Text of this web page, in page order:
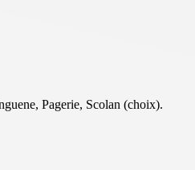
Pagerie, Scolan (choix).